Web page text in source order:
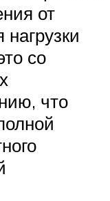
от
со
что